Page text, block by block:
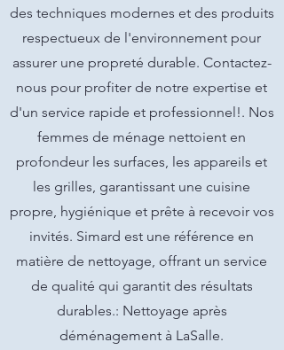
des techniques modernes et des produits
respectueux de l'environnement pour
assurer une propreté durable. Contactez-
nous pour profiter de notre expertise et
d'un service rapide et professionnel!. Nos
femmes de ménage nettoient en
profondeur les surfaces, les appareils et
les grilles, garantissant une cuisine
propre, hygiénique et prête à recevoir vos
invités. Simard est une référence en
matière de nettoyage, offrant un service
de qualité qui garantit des résultats
durables.: Nettoyage après
déménagement à LaSalle.